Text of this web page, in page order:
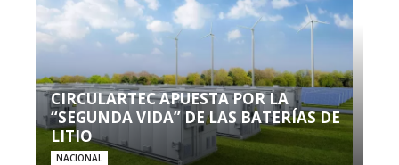
CIRCULARTEC APUESTA POR LA
“SEGUNDA VIDA” DE LAS BATERÍAS DE
LITIO
NACIONAL